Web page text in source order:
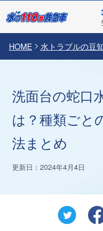
HOME 水トラブルの豆
洗面台の蛇口
は？種類ごと
法まとめ
更新日：2024年4月4日